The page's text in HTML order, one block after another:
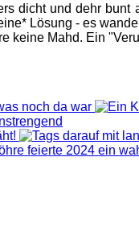
dicht und dehr bunt
Lösung - es
keine Mahd. Ein